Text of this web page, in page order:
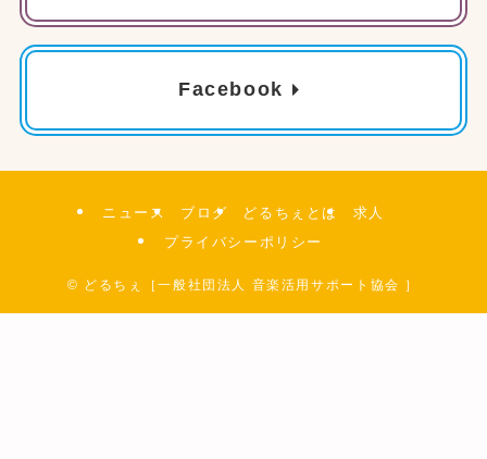
Facebook
ニュース ブログ どるちぇとは
求人
プライバシーポリシー
© どるちぇ［一般社団法人 音楽活用サポート協会 ］